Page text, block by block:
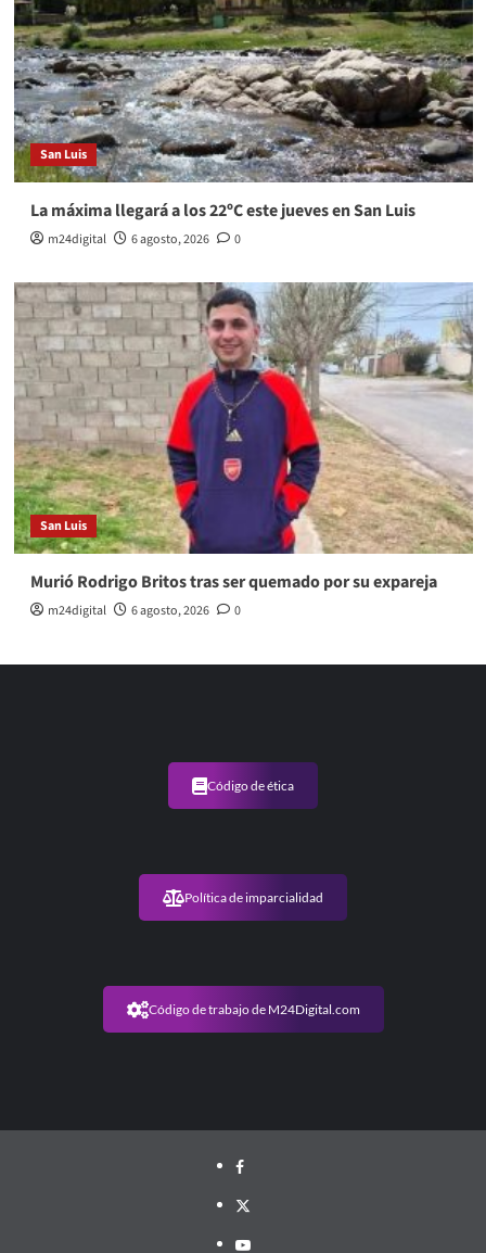
San Luis
La máxima llegará a los 22ºC este jueves en San Luis
m24digital 6 agosto, 2026 0
San Luis
Murió Rodrigo Britos tras ser quemado por su expareja
m24digital 6 agosto, 2026 0
Código de ética
Política de imparcialidad
Código de trabajo de M24Digital.com